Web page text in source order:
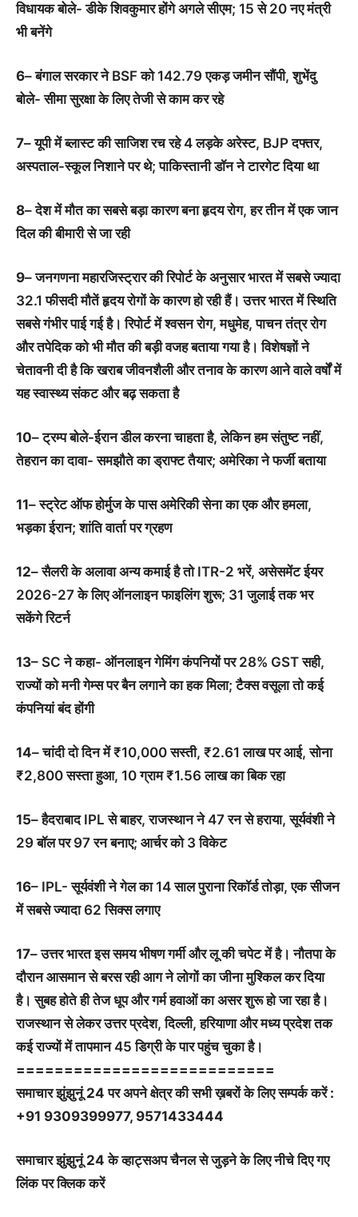
विधायक बोले- डीके शिवकुमार होंगे अगले सीएम; 15 से 20 नए मंत्री
भी बनेंगे
6– बंगाल सरकार ने BSF को 142.79 एकड़ जमीन सौंपी, शुभेंदु
बोले- सीमा सुरक्षा के लिए तेजी से काम कर रहे
7– यूपी में ब्लास्ट की साजिश रच रहे 4 लड़के अरेस्ट, BJP दफ्तर,
अस्पताल-स्कूल निशाने पर थे; पाकिस्तानी डॉन ने टारगेट दिया था
8– देश में मौत का सबसे बड़ा कारण बना हृदय रोग, हर तीन में एक जान
दिल की बीमारी से जा रही
9– जनगणना महारजिस्ट्रार की रिपोर्ट के अनुसार भारत में सबसे ज्यादा
32.1 फीसदी मौतें हृदय रोगों के कारण हो रही हैं। उत्तर भारत में स्थिति
सबसे गंभीर पाई गई है। रिपोर्ट में श्वसन रोग, मधुमेह, पाचन तंत्र रोग
और तपेदिक को भी मौत की बड़ी वजह बताया गया है। विशेषज्ञों ने
चेतावनी दी है कि खराब जीवनशैली और तनाव के कारण आने वाले वर्षों में
यह स्वास्थ्य संकट और बढ़ सकता है
10– ट्रम्प बोले-ईरान डील करना चाहता है, लेकिन हम संतुष्ट नहीं,
तेहरान का दावा- समझौते का ड्राफ्ट तैयार; अमेरिका ने फर्जी बताया
11– स्ट्रेट ऑफ होर्मुज के पास अमेरिकी सेना का एक और हमला,
भड़का ईरान; शांति वार्ता पर ग्रहण
12– सैलरी के अलावा अन्य कमाई है तो ITR-2 भरें, असेसमेंट ईयर
2026-27 के लिए ऑनलाइन फाइलिंग शुरू; 31 जुलाई तक भर
सकेंगे रिटर्न
13– SC ने कहा- ऑनलाइन गेमिंग कंपनियों पर 28% GST सही,
राज्यों को मनी गेम्स पर बैन लगाने का हक मिला; टैक्स वसूला तो कई
कंपनियां बंद होंगी
14– चांदी दो दिन में ₹10,000 सस्ती, ₹2.61 लाख पर आई, सोना
₹2,800 सस्ता हुआ, 10 ग्राम ₹1.56 लाख का बिक रहा
15– हैदराबाद IPL से बाहर, राजस्थान ने 47 रन से हराया, सूर्यवंशी ने
29 बॉल पर 97 रन बनाए; आर्चर को 3 विकेट
16– IPL- सूर्यवंशी ने गेल का 14 साल पुराना रिकॉर्ड तोड़ा, एक सीजन
में सबसे ज्यादा 62 सिक्स लगाए
17– उत्तर भारत इस समय भीषण गर्मी और लू की चपेट में है। नौतपा के
दौरान आसमान से बरस रही आग ने लोगों का जीना मुश्किल कर दिया
है। सुबह होते ही तेज धूप और गर्म हवाओं का असर शुरू हो जा रहा है।
राजस्थान से लेकर उत्तर प्रदेश, दिल्ली, हरियाणा और मध्य प्रदेश तक
कई राज्यों में तापमान 45 डिग्री के पार पहुंच चुका है।
===========================
समाचार झुंझुनूं 24 पर अपने क्षेत्र की सभी ख़बरों के लिए सम्पर्क करें :
+91 9309399977, 9571433444
समाचार झुंझुनूं 24 के व्हाट्सअप चैनल से जुड़ने के लिए नीचे दिए गए
लिंक पर क्लिक करें